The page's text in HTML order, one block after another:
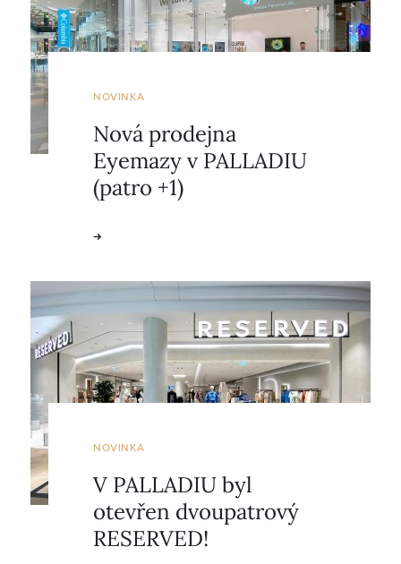
NOVINKA
Nová prodejna
Eyemazy v PALLADIU
(patro +1)
NOVINKA
V PALLADIU byl
otevřen dvoupatrový
RESERVED!